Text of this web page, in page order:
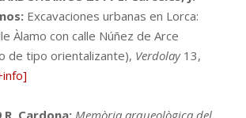
Excavaciones urbanas en Lorca:
Àlamo con calle Núñez de Arce
de tipo orientalizante), Verdolay13,
R. Cardona: Memòria arqueològica del